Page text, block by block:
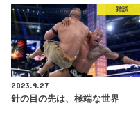
雑談
2023.9.27
針の目の先は、極端な世界